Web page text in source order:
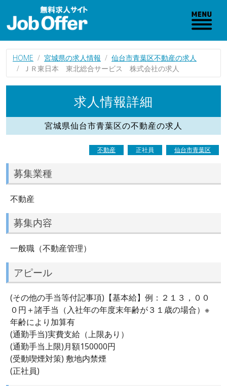
HOME 宮城県の求人情報
仙台市青葉区不動産の求人
ＪＲ東日本 東北総合サービス 株式会社の求人
求人情報詳細
宮城県仙台市青葉区の不動産の求人
不動産 正社員 仙台市青葉区
募集業種
不動産
募集内容
一般職（不動産管理）
アピール
(その他の手当等付記事項)【基本給】例：２１３，００
０円＋諸手当（入社年の年度末年齢が３１歳の場合）※
年齢により加算有
(通勤手当)実費支給（上限あり）
(通勤手当上限)月額150000円
(受動喫煙対策) 敷地内禁煙
(正社員)